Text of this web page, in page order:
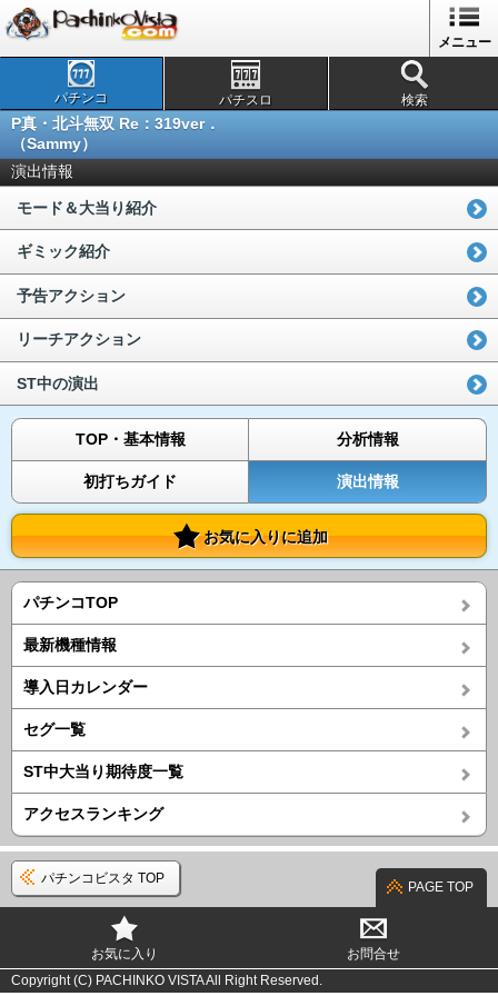
メニュー
パチンコ パチスロ 検索
P真・北斗無双 Re：319ver．
（Sammy）
演出情報
モード＆大当り紹介
ギミック紹介
予告アクション
リーチアクション
ST中の演出
TOP・基本情報 分析情報
初打ちガイド 演出情報
お気に入りに追加
パチンコTOP
最新機種情報
導入日カレンダー
セグ一覧
ST中大当り期待度一覧
アクセスランキング
パチンコビスタ TOP
PAGE TOP
お気に入り
お問合せ
Copyright (C) PACHINKO VISTA All Right Reserved.